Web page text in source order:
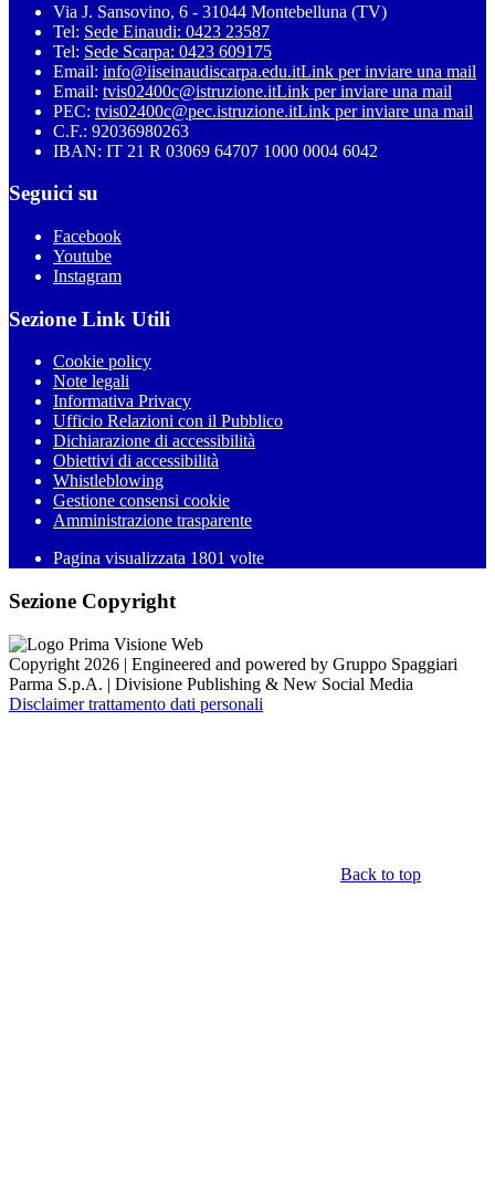
Via J. Sansovino, 6 - 31044 Montebelluna (TV)
Tel: Sede Einaudi: 0423 23587
Tel: Sede Scarpa: 0423 609175
Email: info@iiseinaudiscarpa.edu.itLink per inviare una mail
Email: tvis02400c@istruzione.itLink per inviare una mail
PEC: tvis02400c@pec.istruzione.itLink per inviare una mail
C.F.: 92036980263
IBAN: IT 21 R 03069 64707 1000 0004 6042
Seguici su
Facebook
Youtube
Instagram
Sezione Link Utili
Cookie policy
Note legali
Informativa Privacy
Ufficio Relazioni con il Pubblico
Dichiarazione di accessibilità
Obiettivi di accessibilità
Whistleblowing
Gestione consensi cookie
Amministrazione trasparente
Pagina visualizzata 1801 volte
Sezione Copyright
Copyright 2026 | Engineered and powered by Gruppo Spaggiari
Parma S.p.A. | Divisione Publishing & New Social Media
Disclaimer trattamento dati personali
Back to top